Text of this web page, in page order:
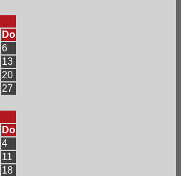
Do
6
13
20
27
Do
4
11
18